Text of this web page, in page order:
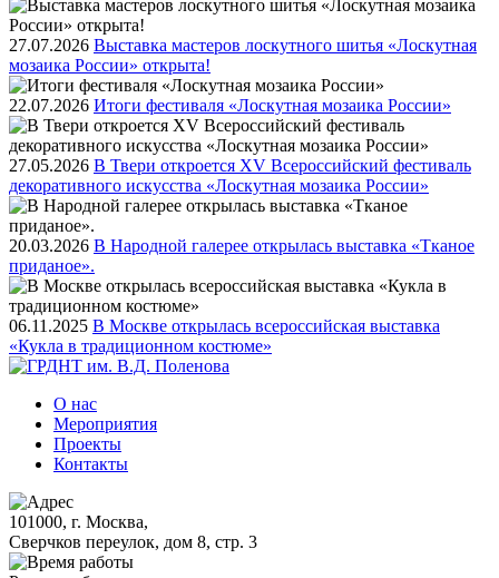
27.07.2026 Выставка мастеров лоскутного шитья «Лоскутная
мозаика России» открыта!
22.07.2026 Итоги фестиваля «Лоскутная мозаика России»
27.05.2026 В Твери откроется XV Всероссийский фестиваль
декоративного искусства «Лоскутная мозаика России»
20.03.2026 В Народной галерее открылась выставка «Тканое
приданое».
06.11.2025 В Москве открылась всероссийская выставка
«Кукла в традиционном костюме»
О нас
Мероприятия
Проекты
Контакты
101000, г. Москва,
Сверчков переулок, дом 8, стр. 3